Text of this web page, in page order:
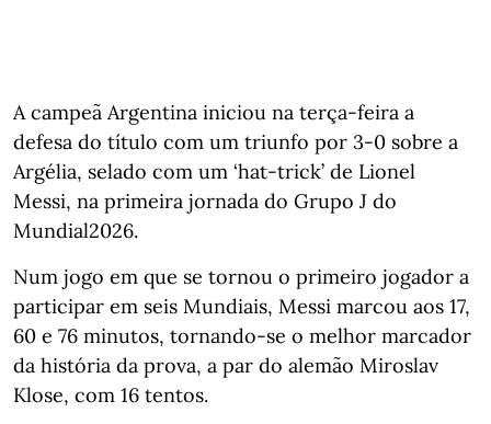
A campeã Argentina iniciou na terça-feira a
defesa do título com um triunfo por 3-0 sobre a
Argélia, selado com um ‘hat-trick’ de Lionel
Messi, na primeira jornada do Grupo J do
Mundial2026.
Num jogo em que se tornou o primeiro jogador a
participar em seis Mundiais, Messi marcou aos 17,
60 e 76 minutos, tornando-se o melhor marcador
da história da prova, a par do alemão Miroslav
Klose, com 16 tentos.